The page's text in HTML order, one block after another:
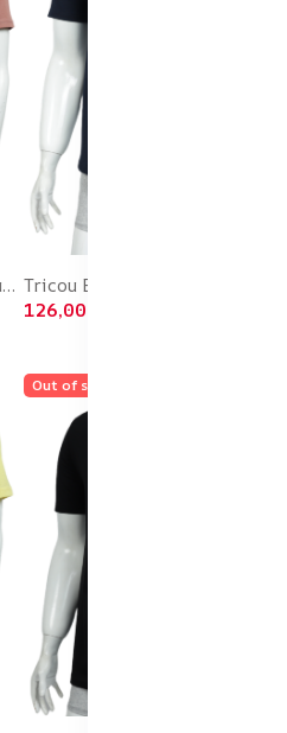
Tricou Bărbați cu Imprimeu COAL ,Culoare Somon,Engros
126,00 Lei
Out of stock